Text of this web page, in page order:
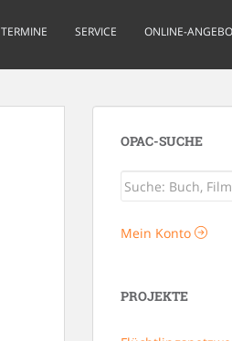
TERMINE SERVICE ONLINE-
OPAC-SUCHE
Mein Konto
PROJEKTE